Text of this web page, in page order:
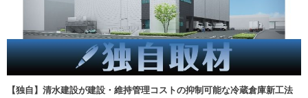
【独自】清水建設が建設・維持管理コストの抑制可能な冷蔵倉庫新工法